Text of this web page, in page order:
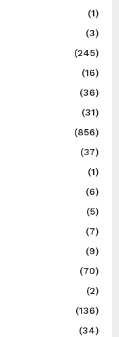
(1)
(3)
(245)
(16)
(36)
(31)
(856)
(37)
(1)
(6)
(5)
(7)
(9)
(70)
(2)
(136)
(34)